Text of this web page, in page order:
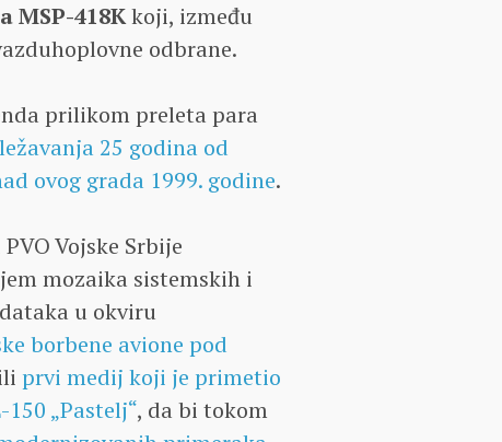
418Kkoji, između
odbrane.
prilikom preleta para
25 godina od
ovog grada 1999. godine.
Vojske Srbije
mozaika sistemskih i
u okviru
borbene avione pod
prvi medij koji je primetio
„Pastelj“, da bi tokom